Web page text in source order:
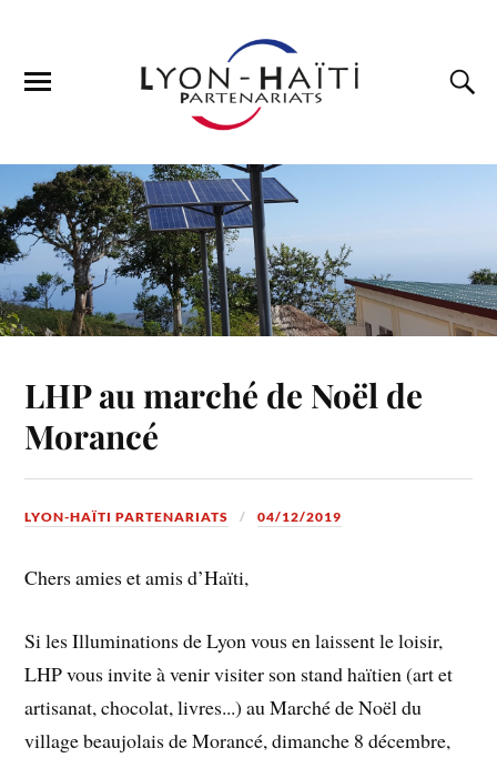
LHP au marché de Noël de
Morancé
LYON-HAÏTI PARTENARIATS 04/12/2019
Chers amies et amis d’Haïti,
Si les Illuminations de Lyon vous en laissent le loisir,
LHP vous invite à venir visiter son stand haïtien (art et
artisanat, chocolat, livres...) au Marché de Noël du
village beaujolais de Morancé, dimanche 8 décembre,